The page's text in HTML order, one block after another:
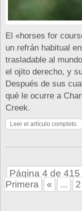
El «horses for
un refrán habitual
trasladable al
el ojito derecho, y
Después de sus
qué le ocurre a
Creek.
Leer el artículo completo.
Página 4 de 415
Primera
« ... 2